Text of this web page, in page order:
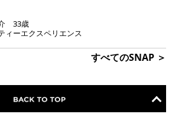
33歳
ィーエクスペリエンス
すべてのSNAP ＞